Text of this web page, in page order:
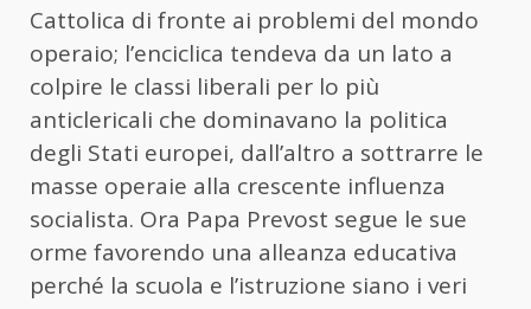
Cattolica di fronte ai problemi del mondo
operaio; l’enciclica tendeva da un lato a
colpire le classi liberali per lo più
anticlericali che dominavano la politica
degli Stati europei, dall’altro a sottrarre le
masse operaie alla crescente influenza
socialista. Ora Papa Prevost segue le sue
orme favorendo una alleanza educativa
perché la scuola e l’istruzione siano i veri